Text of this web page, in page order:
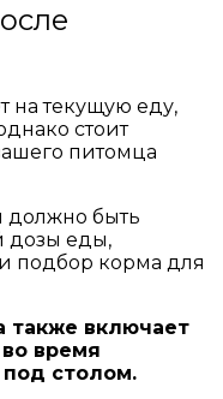
на текущую еду,
стоит
питомца
должно быть
дозы еды,
подбор корма для
также включает
время
столом.